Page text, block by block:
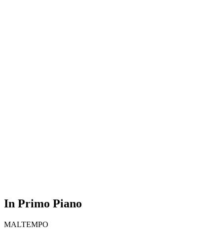
In Primo Piano
MALTEMPO